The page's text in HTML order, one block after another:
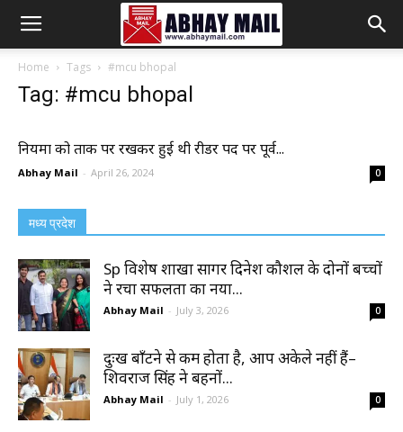
Abhay
Mail
Home Tags #mcu bhopal
Tag: #mcu bhopal
नियमों को ताक पर रखकर हुई थी रीडर पद पर पूर्व...
Abhay Mail - April 26, 2024 0
मध्य प्रदेश
Sp विशेष शाखा सागर दिनेश कौशल के दोनों बच्चों
ने रचा सफलता का नया...
Abhay Mail - July 3, 2026 0
दुःख बाँटने से कम होता है, आप अकेले नहीं हैं–
शिवराज सिंह ने बहनों...
Abhay Mail - July 1, 2026 0